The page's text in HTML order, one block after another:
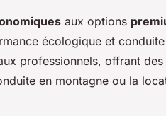
aux options
écologique et
professionnels, offrant
en montagne ou la